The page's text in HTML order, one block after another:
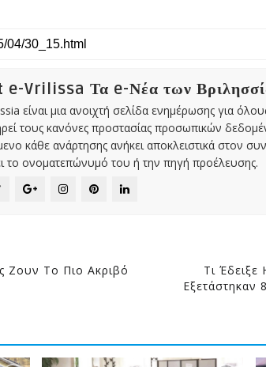
e-Vrilissa Τα e-Νέα των
είναι μια ανοιχτή σελίδα ενημέρωσης για
τους κανόνες προστασίας προσωπικών
κάθε ανάρτησης ανήκει αποκλειστικά στον
το ονοματεπώνυμό του ή την πηγή προέλευσης.
Ζουν Το Πιο Ακριβό
Τι
Εξετάστηκαν